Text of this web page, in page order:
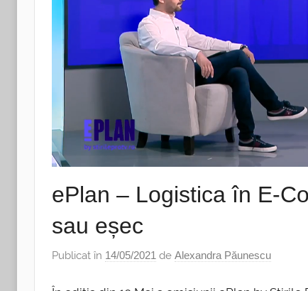
ePlan – Logistica în E-
sau eșec
Publicat în 14/05/2021 de Alexandra Păunescu